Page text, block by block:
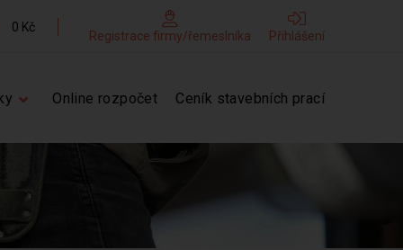
0 Kč
Registrace firmy/řemeslníka Přihlášení
Online rozpočet Ceník stavebních prací